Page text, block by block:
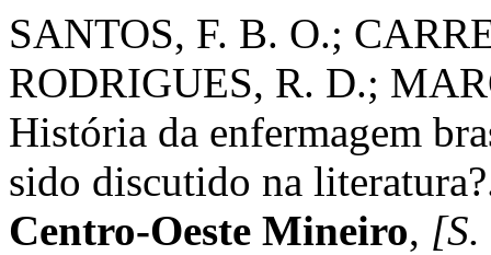
SANTOS, F. B. O.;
RODRIGUES, R. D.;
História da enfermagem
sido discutido na
Centro-Oeste Mineiro,